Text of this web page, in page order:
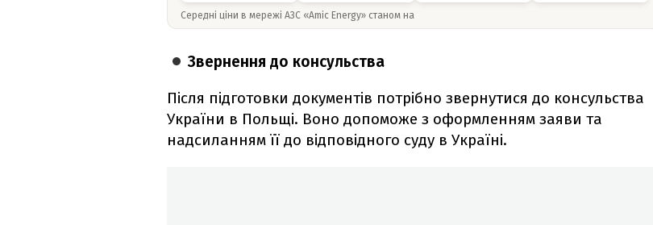
Середні ціни в мережі АЗС «Amic Energy» станом на
Звернення до консульства
Після підготовки документів потрібно звернутися до консульства
України в Польщі. Воно допоможе з оформленням заяви та
надсиланням її до відповідного суду в Україні.